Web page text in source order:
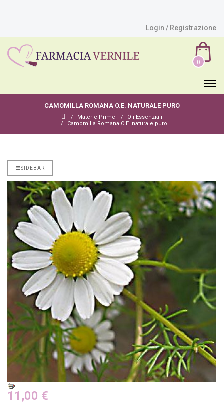
Login / Registrazione
0
CAMOMILLA ROMANA O.E. NATURALE PURO
Materie Prime
Oli Essenziali
Camomilla Romana O.E. naturale puro
SIDEBAR
11,00 €